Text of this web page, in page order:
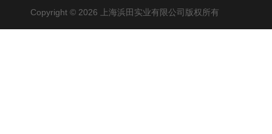
Copyright © 2026 上海浜田实业有限公司版权所有